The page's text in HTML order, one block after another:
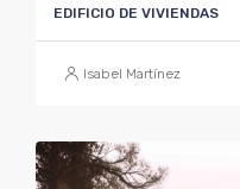
EDIFICIO DE VIVIENDAS
Isabel Martínez